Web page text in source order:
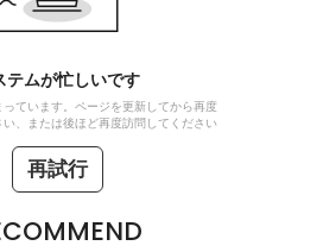
テムが忙しいです
ています。ページを更新してから再度
、または後ほど再度訪問してください
再試行